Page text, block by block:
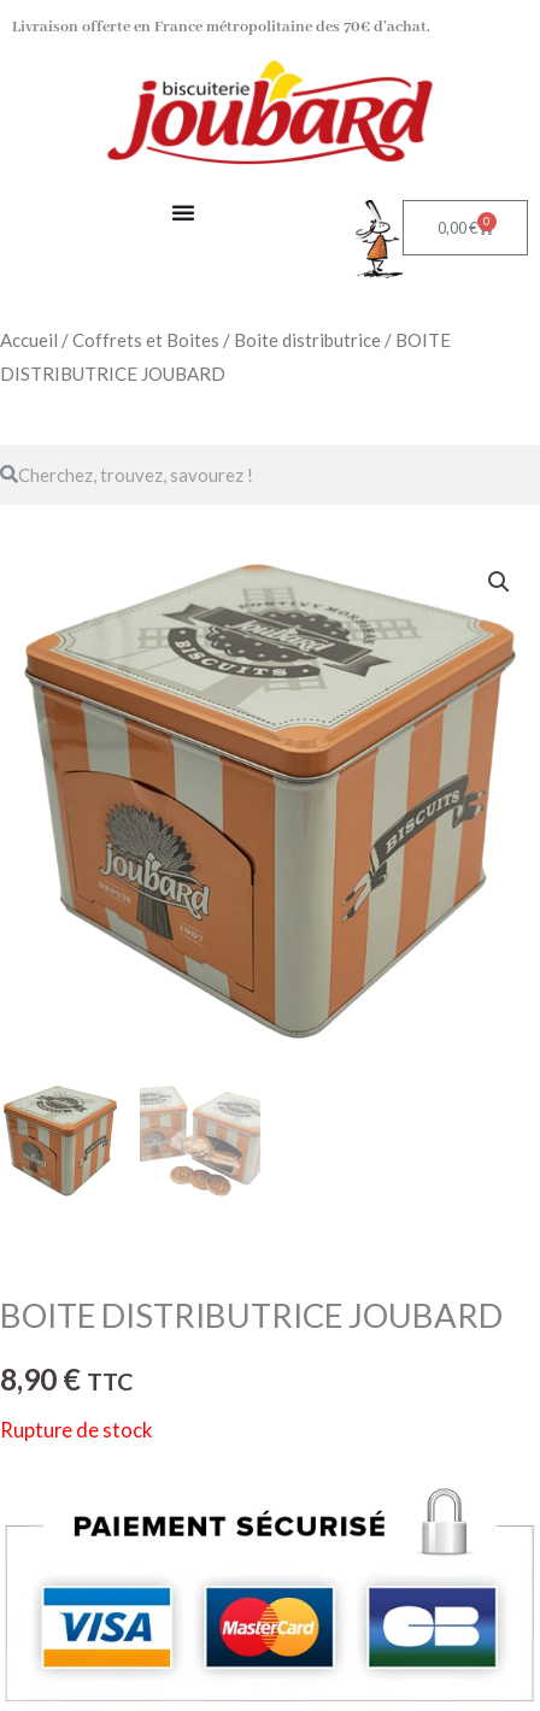
AllerLivraison offerte en France métropolitaine des 70€ d’achat.
0,00€ 0
Panier
Accueil /Coffrets et Boites / Boite distributrice / BOITE
DISTRIBUTRICE JOUBARD
Rechercher
BOITE DISTRIBUTRICE JOUBARD
8,90 € TTC
Rupture de stock